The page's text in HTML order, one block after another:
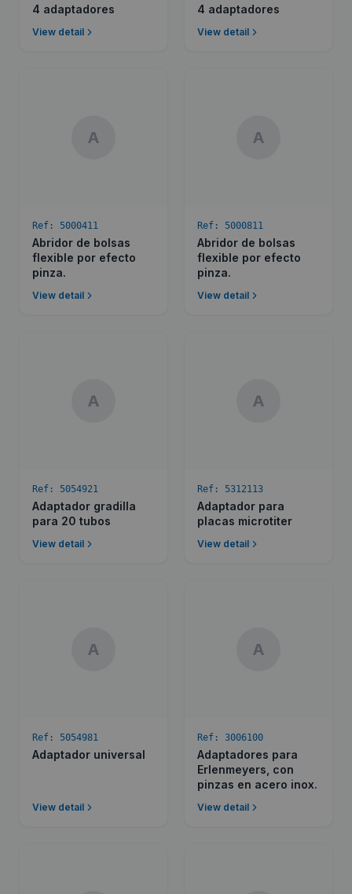
4 adaptadores
View detail
4 adaptadores
View detail
A
Ref: 5000411
Abridor de bolsas
flexible por efecto
pinza.
View detail
A
Ref: 5000811
Abridor de bolsas
flexible por efecto
pinza.
View detail
A
Ref: 5054921
Adaptador gradilla
para 20 tubos
View detail
A
Ref: 5312113
Adaptador para
placas microtiter
View detail
A
Ref: 5054981
Adaptador universal
View detail
A
Ref: 3006100
Adaptadores para
Erlenmeyers, con
pinzas en acero inox.
View detail